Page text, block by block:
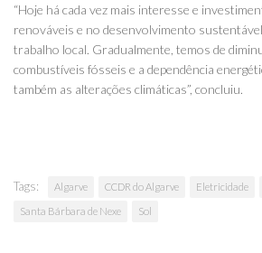
“Hoje há cada vez mais interesse e
renováveis e no desenvolvimento
trabalho local. Gradualmente, temos de
combustíveis fósseis e a dependência
também as alterações climáticas”, concluiu.
Tags: Algarve CCDR do Algarve Eletricidade
Santa Bárbara de Nexe Sol